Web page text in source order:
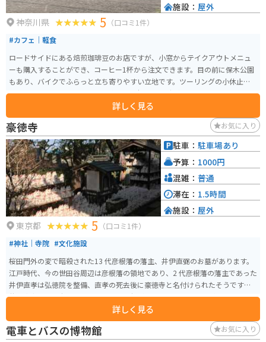
神奈川県 5 （口コミ1件）
#カフェ｜軽食
ロードサイドにある焙煎珈琲豆のお店ですが、小窓からテイクアウトメニュ
ーも購入することができ、コーヒー1杯から注文できます。目の前に保木公園
もあり、バイクでふらっと立ち寄りやすい立地です。ツーリングの小休止
に、スペシャリティコーヒーを楽しむ至福のひと時が過ごせます。
詳しく見る
施設： 屋外
豪徳寺 お気に入り
東京都 5 （口コミ1件）
#神社｜寺院 #文化施設
桜田門外の変で暗殺された13 代彦根藩の藩主、井伊直弼のお墓があります。
江戸時代、今の世田谷周辺は彦根藩の領地であり、2 代彦根藩の藩主であった
井伊直孝は弘徳院を整備、直孝の死去後に豪徳寺と名付けられたそうです。
井伊直孝と豪徳寺は一匹の猫によって繋がったという言い伝えがあります。
その為にこの寺には招き猫が祀られています。
詳しく見る
駐車： 駐車場あり
予算： 1000円
混雑： 普通
滞在： 1.5時間
施設： 屋外
電車とバスの博物館 お気に入り